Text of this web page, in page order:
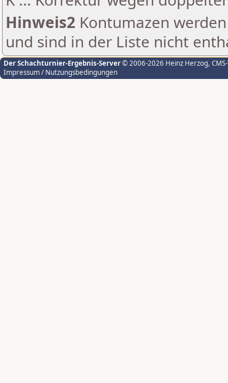
Hinweis2 Kontumazen
und sind in der Liste nicht
Der Schachturnier-Ergebnis-Server© 2006-2026 Heinz Herzog,
Impressum / Nutzungsbedingungen